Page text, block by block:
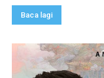
Baca lagi